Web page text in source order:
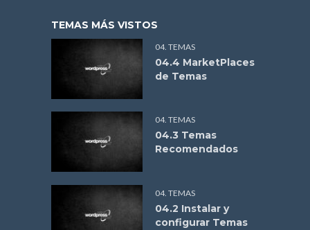
TEMAS MÁS VISTOS
04. TEMAS
04.4 MarketPlaces
de Temas
04. TEMAS
04.3 Temas
Recomendados
04. TEMAS
04.2 Instalar y
configurar Temas